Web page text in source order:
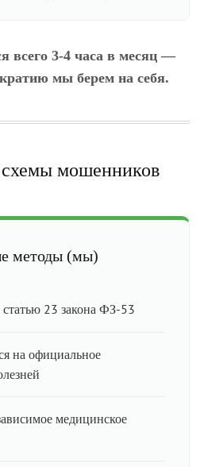
всего 3-4 часа в месяц —
мы берем на себя.
мошенников
методы (мы)
23 закона ФЗ-53
на официальное
медицинское